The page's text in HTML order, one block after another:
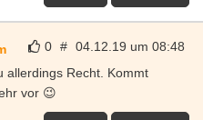
0 # 04.12.19 um 08:48
allerdings Recht. Kommt
vor 😉